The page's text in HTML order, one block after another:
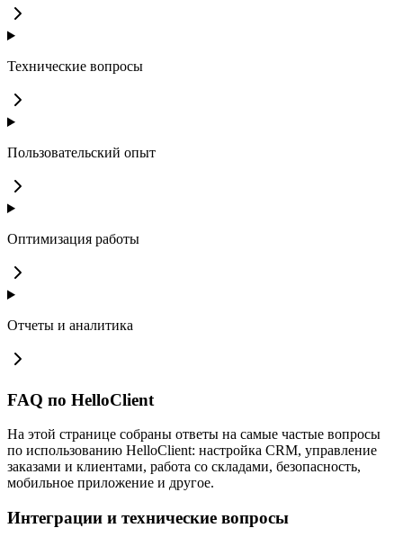
Технические вопросы
Пользовательский опыт
Оптимизация работы
Отчеты и аналитика
FAQ по HelloClient
На этой странице собраны ответы на самые частые вопросы
по использованию HelloClient: настройка CRM, управление
заказами и клиентами, работа со складами, безопасность,
мобильное приложение и другое.
Интеграции и технические вопросы